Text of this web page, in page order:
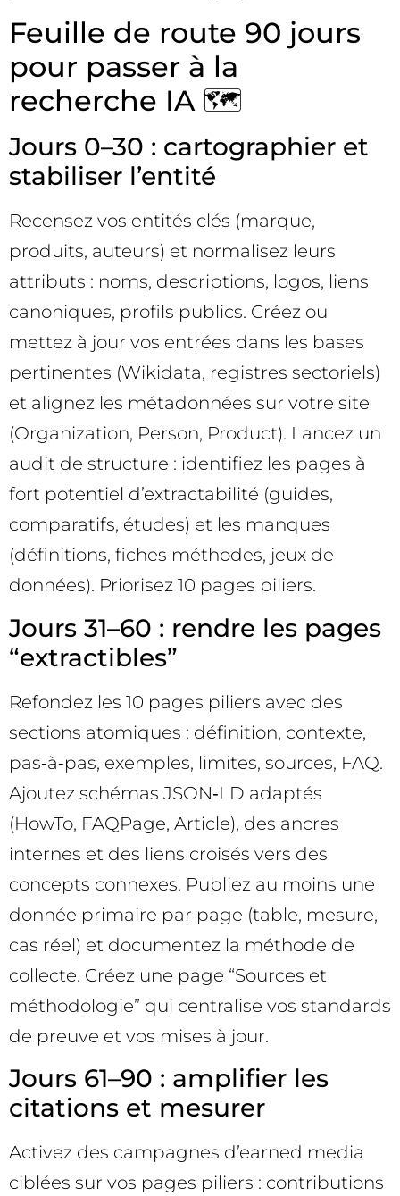
Feuille de route 90 jours
pour passer à la
recherche IA 🗺️
Jours 0–30 : cartographier et
stabiliser l’entité
Recensez vos entités clés (marque,
produits, auteurs) et normalisez leurs
attributs : noms, descriptions, logos, liens
canoniques, profils publics. Créez ou
mettez à jour vos entrées dans les bases
pertinentes (Wikidata, registres sectoriels)
et alignez les métadonnées sur votre site
(Organization, Person, Product). Lancez un
audit de structure : identifiez les pages à
fort potentiel d’extractabilité (guides,
comparatifs, études) et les manques
(définitions, fiches méthodes, jeux de
données). Priorisez 10 pages piliers.
Jours 31–60 : rendre les pages
“extractibles”
Refondez les 10 pages piliers avec des
sections atomiques : définition, contexte,
pas‑à‑pas, exemples, limites, sources, FAQ.
Ajoutez schémas JSON‑LD adaptés
(HowTo, FAQPage, Article), des ancres
internes et des liens croisés vers des
concepts connexes. Publiez au moins une
donnée primaire par page (table, mesure,
cas réel) et documentez la méthode de
collecte. Créez une page “Sources et
méthodologie” qui centralise vos standards
de preuve et vos mises à jour.
Jours 61–90 : amplifier les
citations et mesurer
Activez des campagnes d’earned media
ciblées sur vos pages piliers : contributions